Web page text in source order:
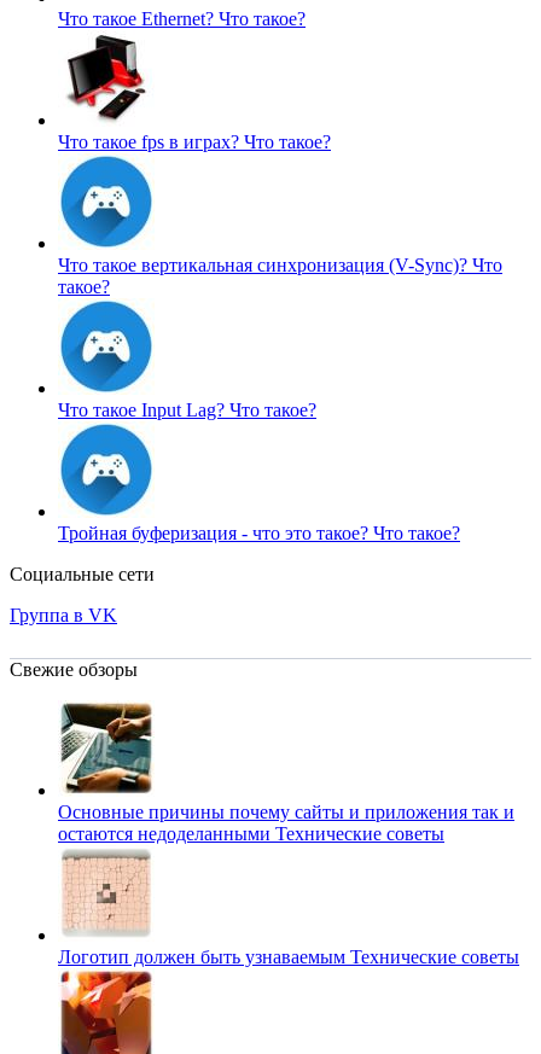
Что такое Ethernet? Что такое?
Что такое fps в играх? Что такое?
Что такое вертикальная синхронизация (V-Sync)? Что
такое?
Что такое Input Lag? Что такое?
Тройная буферизация - что это такое? Что такое?
Социальные сети
Группа в VK
Свежие обзоры
Основные причины почему сайты и приложения так и
остаются недоделанными Технические советы
Логотип должен быть узнаваемым Технические советы